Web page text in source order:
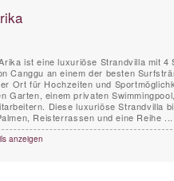
ist eine luxuriöse Strandvilla mit
an einem der besten Surfstrände Balis
Ort für Hochzeiten und
Garten, einem privaten
Diese luxuriöse Strandvilla
Reisterrassen und eine Reihe ...
anzeigen